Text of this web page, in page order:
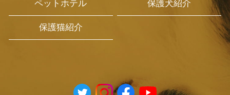
ペットホテル 保護犬紹介
保護猫紹介